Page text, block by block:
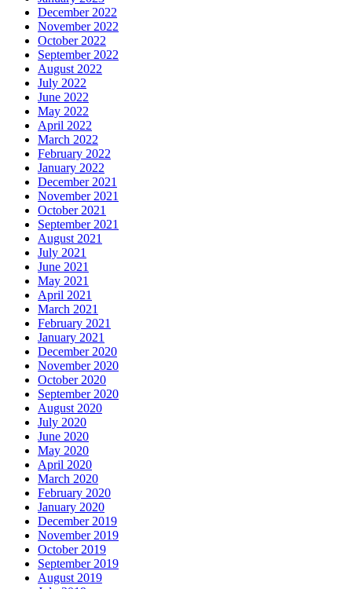
December 2022
November 2022
October 2022
September 2022
August 2022
July 2022
June 2022
May 2022
April 2022
March 2022
February 2022
January 2022
December 2021
November 2021
October 2021
September 2021
August 2021
July 2021
June 2021
May 2021
April 2021
March 2021
February 2021
January 2021
December 2020
November 2020
October 2020
September 2020
August 2020
July 2020
June 2020
May 2020
April 2020
March 2020
February 2020
January 2020
December 2019
November 2019
October 2019
September 2019
August 2019